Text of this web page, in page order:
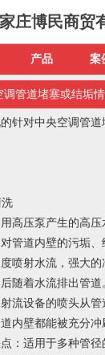
庄博民商贸
产品 案
调管道堵塞或结垢
针对中央空调管
高压泵产生的高
管道内壁的污垢
喷射水流，强大
随着水流排出管
流设备的喷头从
内壁都能被充分冲
：适用于多种管